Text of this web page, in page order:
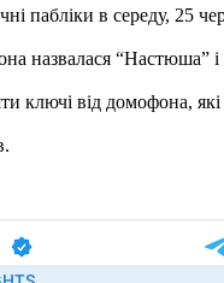
пабліки в середу, 25
назвалася “Настюша” і
ключі від домофона,